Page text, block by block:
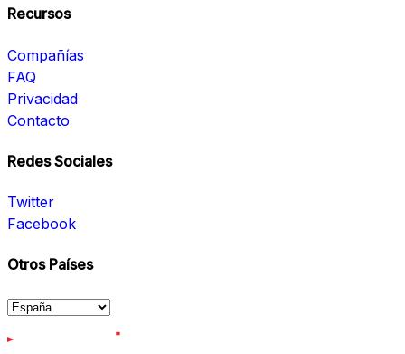
Recursos
Compañías
FAQ
Privacidad
Contacto
Redes Sociales
Twitter
Facebook
Otros Países